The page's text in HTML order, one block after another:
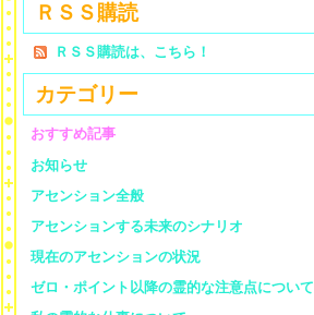
ＲＳＳ購読
ＲＳＳ購読は、こちら！
カテゴリー
おすすめ記事
お知らせ
アセンション全般
アセンションする未来のシナリオ
現在のアセンションの状況
ゼロ・ポイント以降の霊的な注意点について